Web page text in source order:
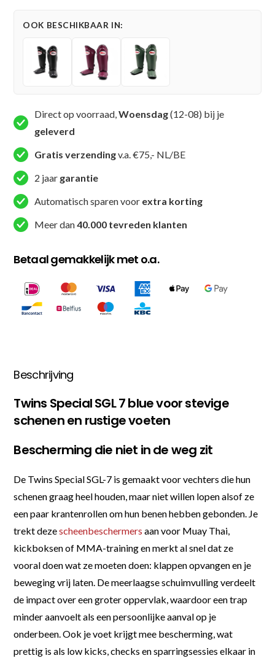
Blue
BLUE)
OOK BESCHIKBAAR IN:
Direct op voorraad,Woensdag(12-08) bij je
geleverd
Gratis verzendingv.a. €75,- NL/BE
2 jaar garantie
Automatisch sparen voor extra korting
Meer dan40.000 tevreden klanten
Betaal gemakkelijk met o.a.
Beschrijving
Twins Special SGL 7 blue voor stevige
schenen en rustige voeten
Bescherming die niet in de weg zit
De Twins Special SGL-7 is gemaakt voor vechters die hun
schenen graag heel houden, maar niet willen lopen alsof ze
een paar krantenrollen om hun benen hebben gebonden. Je
trekt dezescheenbeschermers aan voor Muay Thai,
kickboksen of MMA-training en merkt al snel dat ze
vooral doen wat ze moeten doen: klappen opvangen en je
beweging vrij laten. De meerlaagse schuimvulling verdeelt
de impact over een groter oppervlak, waardoor een trap
minder aanvoelt als een persoonlijke aanval op je
onderbeen. Ook je voet krijgt mee bescherming, wat
prettig is als low kicks, checks en sparringsessies elkaar in